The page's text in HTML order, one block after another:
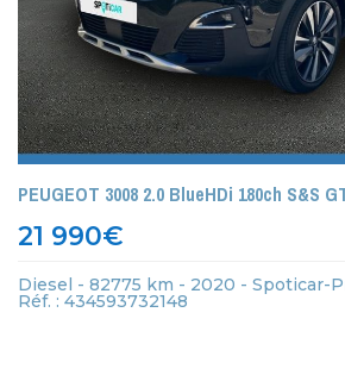
PEUGEOT 3008 2.0 BlueHDi 180ch S&S
21 990€
Diesel - 82775 km - 2020 - Spoticar-
Réf. : 434593732148